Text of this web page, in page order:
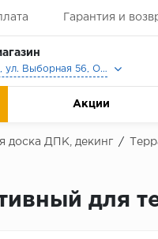
Гарантия и
г. Новосибирск, ул. Выборная 56, Офис, Выставочный зал
Акции
доска ДПК, декинг /
для